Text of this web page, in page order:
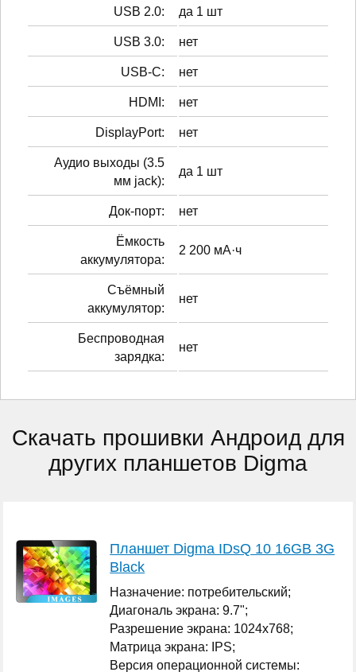
USB 2.0: да 1 шт
USB 3.0: нет
USB-C: нет
HDMI: нет
DisplayPort: нет
Аудио выходы (3.5
мм jack):
да 1 шт
Док-порт: нет
Ёмкость
аккумулятора:
2 200 мА·ч
Cъёмный
аккумулятор:
нет
Беспроводная
зарядка:
нет
Скачать прошивки Андроид для
других планшетов Digma
Планшет Digma IDsQ 10 16GB 3G
Black
Назначение: потребительский;
Диагональ экрана: 9.7";
Разрешение экрана: 1024x768;
Матрица экрана: IPS;
Версия операционной системы: